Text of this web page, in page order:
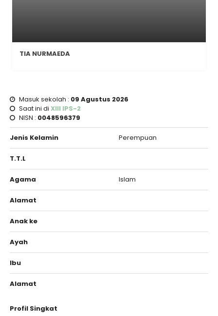
TIA NURMAEDA
Masuk sekolah : 09 Agustus 2026
Saat ini di XIII IPS-2
NISN : 0048596379
Jenis Kelamin Perempuan
T.T.L
Agama Islam
Alamat
Anak ke
Ayah
Ibu
Alamat
Profil Singkat